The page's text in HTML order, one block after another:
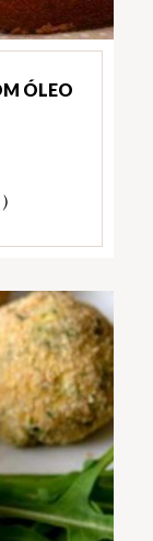
ÓLEO